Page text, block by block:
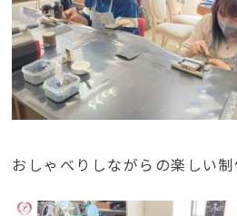
おしゃべりしながらの楽しい